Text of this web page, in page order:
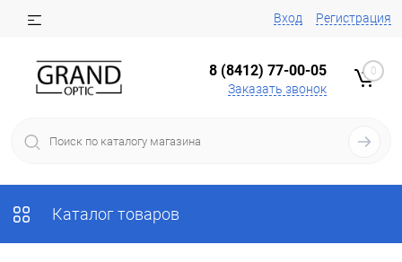
Вход Регистрация
8 (8412) 77-00-05
Заказать звонок
0
Каталог товаров